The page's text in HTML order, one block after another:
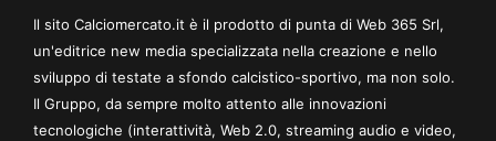
Il sito Calciomercato.it è il prodotto di punta di Web 365 Srl,
un'editrice new media specializzata nella creazione e nello
sviluppo di testate a sfondo calcistico-sportivo, ma non solo.
Il Gruppo, da sempre molto attento alle innovazioni
tecnologiche (interattività, Web 2.0, streaming audio e video,